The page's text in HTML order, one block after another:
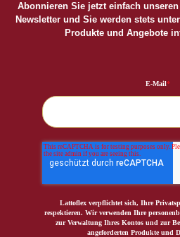
Abonnieren Sie jetzt einfach
Newsletter und Sie werden stets
Produkte und Angebote
E-Mail*
Lattoflex verpflichtet sich, Ihre
respektieren. Wir verwenden Ihre
zur Verwaltung Ihres Kontos und zur
angeforderten Produkte und